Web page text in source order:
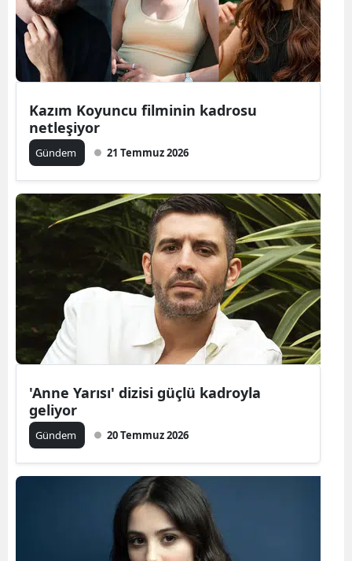
Yozgat
Zonguldak
Kırıkkale
Batman
Şırnak
Bartın
Ardahan
Iğdır
Osmaniye
Kazım Koyuncu filminin kadrosu
netleşiyor
Gündem 21 Temmuz 2026
'Anne Yarısı' dizisi güçlü kadroyla
geliyor
Gündem 20 Temmuz 2026